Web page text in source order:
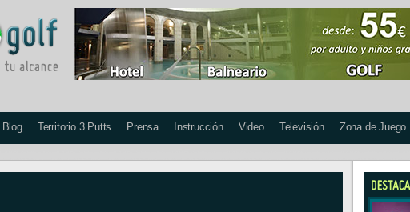
Blog Territorio 3 Putts Prensa Instrucción Video Televisión Zona de Juego